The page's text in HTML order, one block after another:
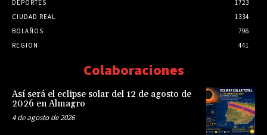
DEPORTES
1723
CIUDAD REAL
1334
BOLAÑOS
796
REGION
441
Colaboraciones
Así será el eclipse solar del 12 de agosto de
2026 en Almagro
4 de agosto de 2026